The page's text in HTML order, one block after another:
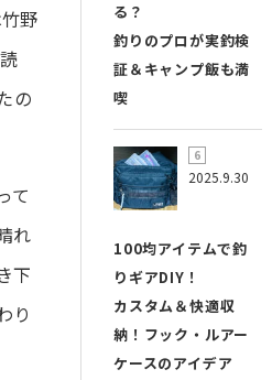
野
の
て
れ
下
り
る？
釣りのプロが実釣検
証＆キャンプ飯も満
喫
2025.9.30
100均アイテムで釣
りギアDIY！
カスタム＆快適収
納！フック・ルアー
ケースのアイデア